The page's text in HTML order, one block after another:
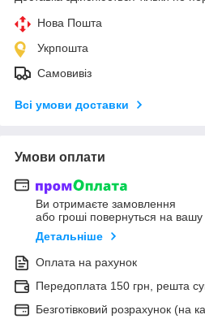
Нова Пошта
Укрпошта
Самовивіз
Всі умови доставки
Умови оплати
Ви отримаєте замовлення
або гроші повернуться на вашу
Детальніше
Оплата на рахунок
Передоплата 150 грн, решта
Безготівковий розрахунок (на